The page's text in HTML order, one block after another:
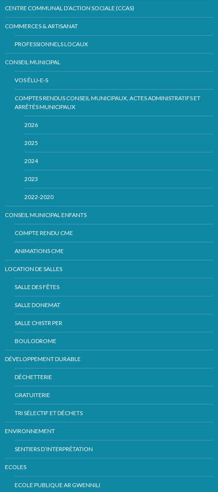
CENTRE COMMUNAL D’ACTION SOCIALE (CCAS)
COMMERCES & ARTISANAT
PROFESSIONNELS LOCAUX
CONSEIL MUNICIPAL
VOS ÉLU-E-S
COMPTES RENDUS CONSEIL MUNICIPAUX, ACTES ADMINISTRATIFS ET
ARRÊTÉS MUNICIPAUX
2026
2025
2024
2023
2022-2020
CONSEIL MUNICIPAL ENFANTS
COMPTE RENDU CME
ANIMATIONS CME
LOCATION DE SALLES
SALLE DES FÊTES
SALLE DONEMAT
SALLE CHISTR PER
BOULODROME
DÉVELOPPEMENT DURABLE
DÉCHETTERIE
GRATUITERIE
TRI SÉLECTIF ET DÉCHETS
ENVIRONNEMENT
SENTIERS D’INTERPRÉTATION
ECOLES
ECOLE PUBLIQUE AR GWENNILI